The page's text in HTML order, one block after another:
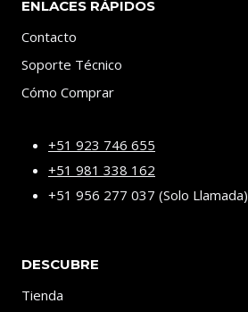
ENLACES RÁPIDOS
Contacto
Soporte Técnico
Cómo Comprar
+51 923 746 655
+51 981 338 162
+51 956 277 037 (Solo Llamada)
DESCUBRE
Tienda